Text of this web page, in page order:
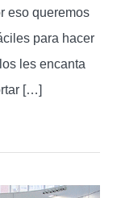
eso queremos
para hacer
les encanta
[…]